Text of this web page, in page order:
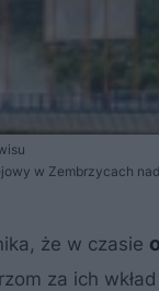
w Zembrzycach
że w czasie
za ich